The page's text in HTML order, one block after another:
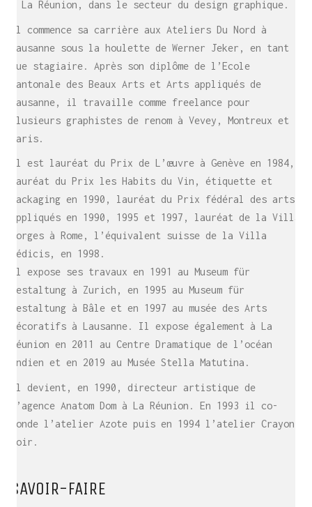
à La Réunion, dans le secteur du design graphique.
Il commence sa carrière aux Ateliers Du Nord à
Lausanne sous la houlette de Werner Jeker, en tant
que stagiaire. Après son diplôme de l’Ecole
cantonale des Beaux Arts et Arts appliqués de
Lausanne, il travaille comme freelance pour
plusieurs graphistes de renom à Vevey, Montreux et
Paris.
Il est lauréat du Prix de L’œuvre à Genève en 1984,
lauréat du Prix les Habits du Vin, étiquette et
packaging en 1990, lauréat du Prix fédéral des arts
appliqués en 1990, 1995 et 1997, lauréat de la Villa
Borges à Rome, l’équivalent suisse de la Villa
Médicis, en 1998.
Il expose ses travaux en 1991 au Museum für
Gestaltung à Zurich, en 1995 au Museum für
Gestaltung à Bâle et en 1997 au musée des Arts
décoratifs à Lausanne. Il expose également à La
Réunion en 2011 au Centre Dramatique de l’océan
Indien et en 2019 au Musée Stella Matutina.
Il devient, en 1990, directeur artistique de
l’agence Anatom Dom à La Réunion. En 1993 il co-
fonde l’atelier Azote puis en 1994 l’atelier Crayon
noir.
SAVOIR-FAIRE